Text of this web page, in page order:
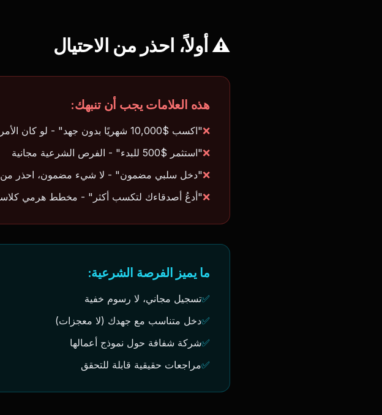
⚠️ أولاً، احذر من الاحتيال
هذه العلامات يجب أن تنبهك:
❌"اكسب $10,000 شهريًا بدون جهد" - لو كان الأمر بهذه السهولة لكان الجميع أغنياء
❌"استثمر $500 للبدء" - الفرص الشرعية مجانية
❌"دخل سلبي مضمون" - لا شيء مضمون، احذر من
❌"أدعُ أصدقاءك لتكسب أكثر" - مخطط هرمي
ما يميز الفرصة الشرعية:
✅تسجيل مجاني، لا رسوم خفية
✅دخل متناسب مع جهدك (لا معجزات)
✅شركة شفافة حول نموذج أعمالها
✅مراجعات حقيقية قابلة للتحقق